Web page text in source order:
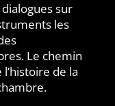
sur
les
Le chemin
de la